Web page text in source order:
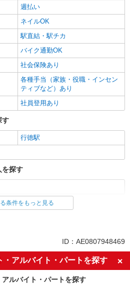
週払い
ネイルOK
駅直結・駅チカ
バイク通勤OK
社会保険あり
各種手当（家族・役職・インセン
ティブなど）あり
社員登用あり
す
行徳駅
を探す
求人を探す
履歴書不要
未経験歓迎
英語が活かせる
条件をもっと見る
ID：AE0807948469
・アルバイト・パートを探す
ルバイト・パートを探す